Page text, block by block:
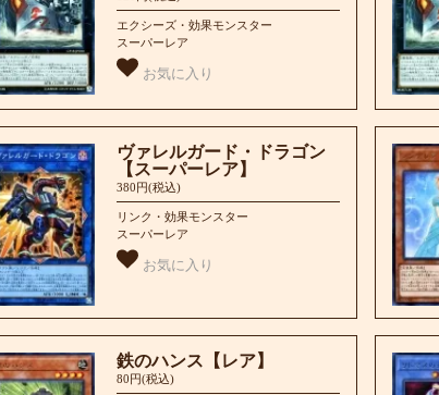
エクシーズ・効果モンスター
スーパーレア
お気に入り
ヴァレルガード・ドラゴン
【スーパーレア】
380円(税込)
リンク・効果モンスター
スーパーレア
お気に入り
鉄のハンス【レア】
80円(税込)